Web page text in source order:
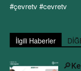
#çevretv #cevretv
İlgili Haberler